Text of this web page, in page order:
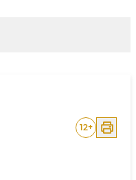
12+